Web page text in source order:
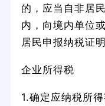
的，应当自非居
内，向境内单位
居民申报纳税证
企业所得税
1.确定应纳税所